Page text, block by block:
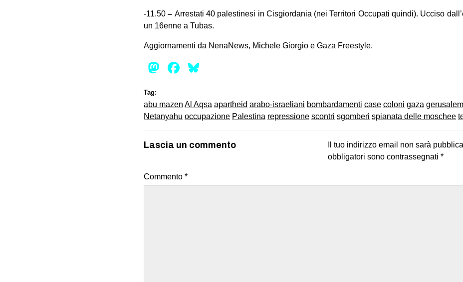
-11.50 – Arrestati 40 palestinesi in Cisgiordania (nei Territori Occupati quindi). Ucciso
un 16enne a Tubas.
Aggiornamenti da NenaNews, Michele Giorgio e Gaza Freestyle.
Mastodon
Facebook
Tag:
abu mazen Al Aqsa apartheid arabo-israeliani bombardamenti case coloni gaza
Netanyahu occupazione Palestina repressione scontri sgomberi spianata delle moschee
Lascia un commento Il tuo indirizzo email non sarà
obbligatori sono contrassegnati *
Commento *